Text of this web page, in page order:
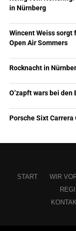
in Nürnberg
Wincent Weiss sorgt
Open Air Sommers
Rocknacht in
O’zapft wars bei den
Porsche Sixt Carrera
START WIR